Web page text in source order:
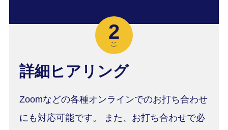
2
﹀
﹀
詳細ヒアリング
Zoomなどの各種オンラインでのお打ち合わせ
にも対応可能です。 また、お打ち合わせで必